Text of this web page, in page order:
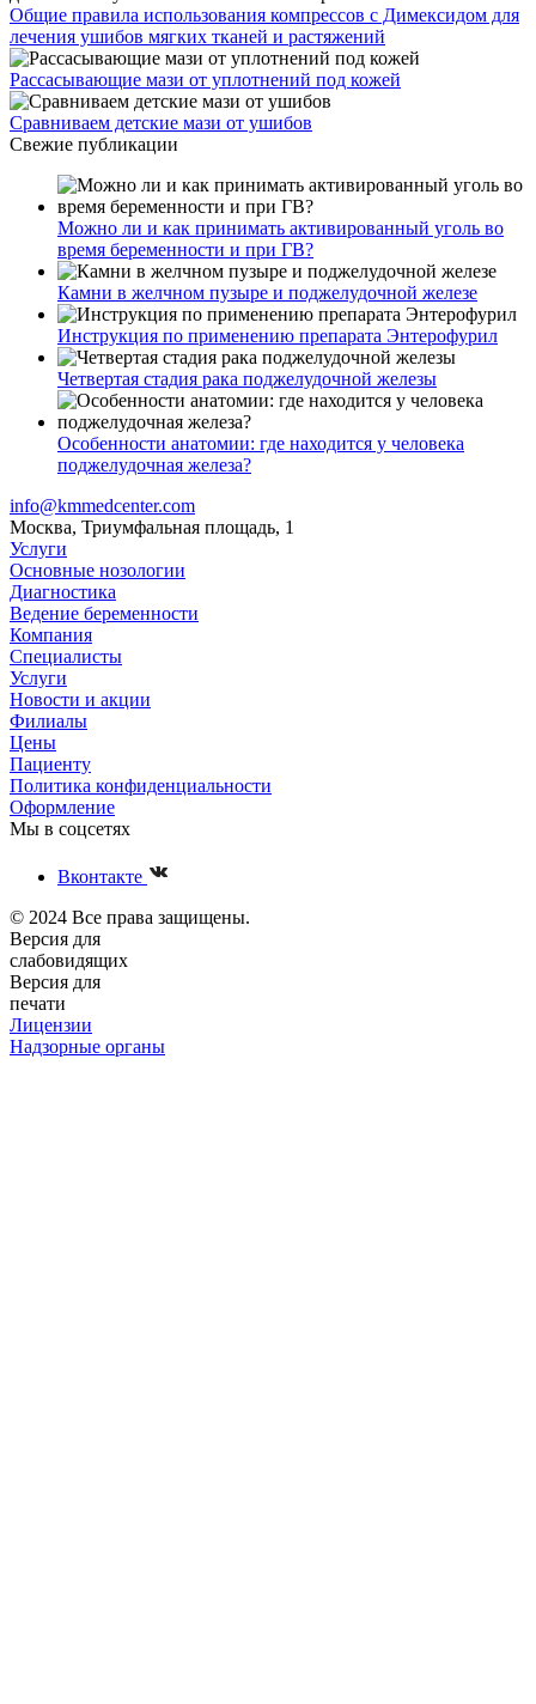
Общие правила использования компрессов с Димексидом для
лечения ушибов мягких тканей и растяжений
Рассасывающие мази от уплотнений под кожей
Сравниваем детские мази от ушибов
Свежие публикации
Можно ли и как принимать активированный уголь во
время беременности и при ГВ?
Камни в желчном пузыре и поджелудочной железе
Инструкция по применению препарата Энтерофурил
Четвертая стадия рака поджелудочной железы
Особенности анатомии: где находится у человека
поджелудочная железа?
info@kmmedcenter.com
Москва, Триумфальная площадь, 1
Услуги
Основные нозологии
Диагностика
Ведение беременности
Компания
Специалисты
Услуги
Новости и акции
Филиалы
Цены
Пациенту
Политика конфиденциальности
Оформление
Мы в соцсетях
Вконтакте
© 2024 Все права защищены.
Версия для
слабовидящих
Версия для
печати
Лицензии
Надзорные органы